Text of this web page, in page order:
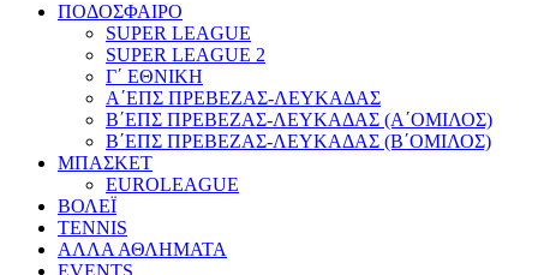
ΠΟΔΟΣΦΑΙΡΟ
SUPER LEAGUE
SUPER LEAGUE 2
Γ΄ ΕΘΝΙΚΗ
Α΄ΕΠΣ ΠΡΕΒΕΖΑΣ-ΛΕΥΚΑΔΑΣ
Β΄ΕΠΣ ΠΡΕΒΕΖΑΣ-ΛΕΥΚΑΔΑΣ (Α΄ΟΜΙΛΟΣ)
Β΄ΕΠΣ ΠΡΕΒΕΖΑΣ-ΛΕΥΚΑΔΑΣ (Β΄ΟΜΙΛΟΣ)
ΜΠΑΣΚΕΤ
EUROLEAGUE
ΒΟΛΕΪ
TENNIS
ΑΛΛΑ ΑΘΛΗΜΑΤΑ
EVENTS